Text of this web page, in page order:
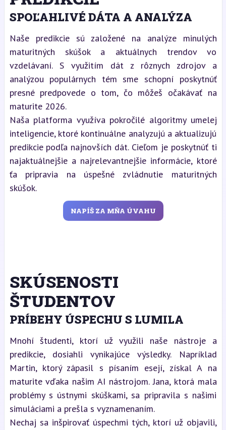
SPOĽAHLIVÉ DÁTA A ANALÝZA
Naše predikcie sú založené na analýze minulých
maturitných skúšok a aktuálnych trendov vo
vzdelávaní. S využitím dát z rôznych zdrojov a
analýzou populárnych tém sme schopní poskytnúť
presné predpovede o tom, čo môžeš očakávať na
maturite 2026.
Naša platforma využíva pokročilé algoritmy umelej
inteligencie, ktoré kontinuálne analyzujú a aktualizujú
predikcie podľa najnovších dát. Cieľom je poskytnúť ti
najaktuálnejšie a najrelevantnejšie informácie, ktoré
ťa pripravia na úspešné zvládnutie maturitných
skúšok.
NAPÍŠ ZA MŇA ÚVAHU
SKÚSENOSTI
ŠTUDENTOV
PRÍBEHY ÚSPECHU S LUMILA
Mnohí študenti, ktorí už využili naše nástroje a
predikcie, dosiahli vynikajúce výsledky. Napríklad
Martin, ktorý zápasil s písaním esejí, získal A na
maturite vďaka našim AI nástrojom. Jana, ktorá mala
problémy s ústnymi skúškami, sa pripravila s našimi
simuláciami a prešla s vyznamenaním.
Nechaj sa inšpirovať úspechmi tých, ktorí už objavili,